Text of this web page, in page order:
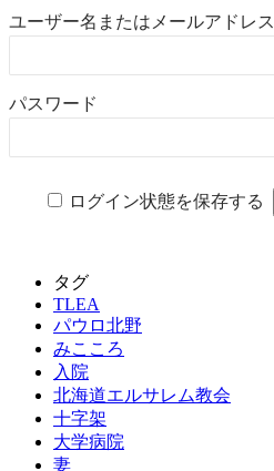
ユーザー名またはメールアドレス
パスワード
ログイン状態を保存する
タグ
TLEA
パウロ北野
みこころ
入院
北海道エルサレム教会
十字架
大学病院
妻